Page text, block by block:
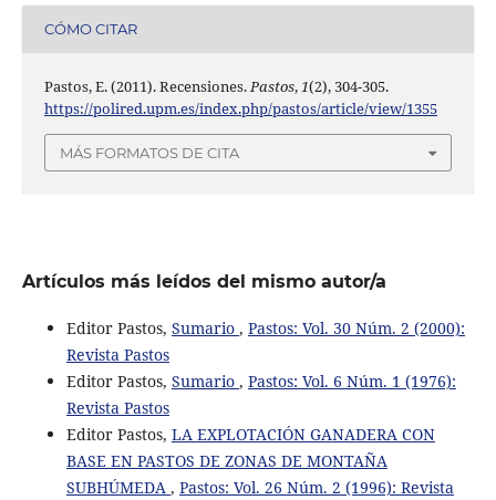
CÓMO CITAR
Pastos, E. (2011). Recensiones.Pastos,1(2), 304-305.
https://polired.upm.es/index.php/pastos/article/view/1355
MÁS FORMATOS DE CITA
Artículos más leídos del mismo autor/a
Editor Pastos, Sumario , Pastos: Vol. 30 Núm. 2 (2000):
Revista Pastos
Editor Pastos, Sumario , Pastos: Vol. 6 Núm. 1 (1976):
Revista Pastos
Editor Pastos, LA EXPLOTACIÓN GANADERA CON
BASE EN PASTOS DE ZONAS DE MONTAÑA
SUBHÚMEDA , Pastos: Vol. 26 Núm. 2 (1996): Revista